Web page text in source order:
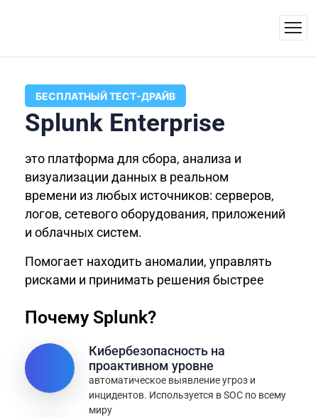
БЕСПЛАТНЫЙ ТЕСТ-ДРАЙВ
Splunk Enterprise
это платформа для сбора, анализа и
визуализации данных в реальном
времени из любых источников: серверов,
логов, сетевого оборудования, приложений
и облачных систем.
Помогает находить аномалии, управлять
рисками и принимать решения быстрее
Почему Splunk?
Кибербезопасность на
проактивном уровне
автоматическое выявление угроз и
инцидентов. Используется в SOC по всему
миру